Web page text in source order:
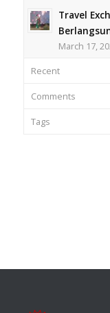
Travel
March 17,
Recent
Comments
Tags